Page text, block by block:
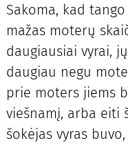
Sakoma, kad
mažas moterų
daugiausiai vyrai,
daugiau negu
prie moters jiems
viešnamį, arba eiti
šokėjas vyras